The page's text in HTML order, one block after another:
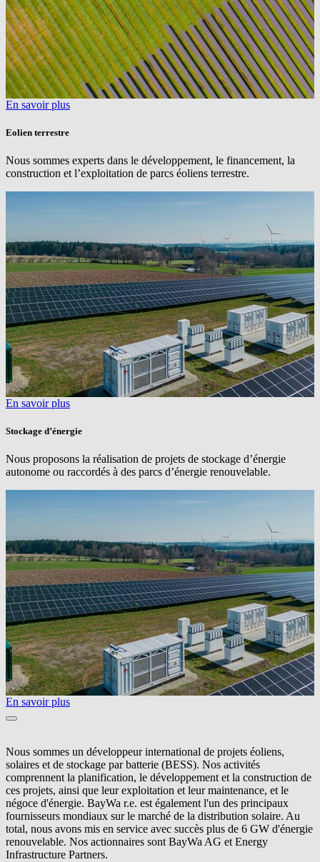
En savoir plus
Eolien terrestre
Nous sommes experts dans le développement, le financement, la
construction et l’exploitation de parcs éoliens terrestre.
En savoir plus
Stockage d’énergie
Nous proposons la réalisation de projets de stockage d’énergie
autonome ou raccordés à des parcs d’énergie renouvelable.
En savoir plus
Nous sommes un développeur international de projets éoliens,
solaires et de stockage par batterie (BESS). Nos activités
comprennent la planification, le développement et la construction de
ces projets, ainsi que leur exploitation et leur maintenance, et le
négoce d'énergie. BayWa r.e. est également l'un des principaux
fournisseurs mondiaux sur le marché de la distribution solaire. Au
total, nous avons mis en service avec succès plus de 6 GW d'énergie
renouvelable. Nos actionnaires sont BayWa AG et Energy
Infrastructure Partners.